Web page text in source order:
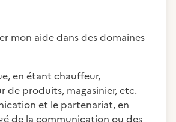
mon aide dans des domaines
en étant chauffeur,
de produits, magasinier, etc.
et le partenariat, en
de la communication ou des